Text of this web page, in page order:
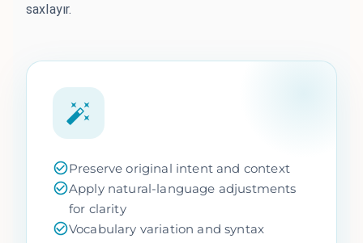
Preserve original intent and context
Apply natural-language adjustments
for clarity
Vocabulary variation and syntax
saxlayır.